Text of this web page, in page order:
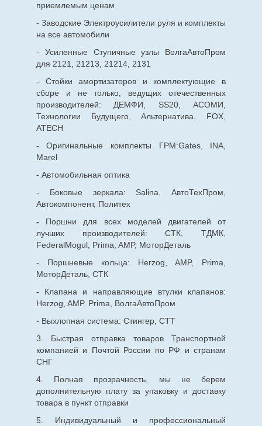
приемлемым ценам
- Заводские Электроусилители руля и комплекты
на все автомобили
- Усиленные Ступичные узлы ВолгаАвтоПром
для 2121, 21213, 21214, 2131
- Стойки амортизаторов и комплектующие в
сборе и не только, ведущих отечественных
производителей: ДЕМФИ, SS20, АСОМИ,
Технологии Будущего, Альтернатива, FOX,
ATECH
- Оригинальные комплекты ГРМ:Gates, INA,
Marel
- Автомобильная оптика
- Боковые зеркала: Salina, АвтоТехПром,
Автокомпонент, Политех
- Поршни для всех моделей двигателей от
лучших производителей: СТК, ТДМК,
FederalMogul, Prima, AMP, МоторДеталь
- Поршневые кольца: Herzog, AMP, Prima,
МоторДеталь, СТК
- Клапана и направляющие втулки клапанов:
Herzog, AMP, Prima, ВолгаАвтоПром
- Выхлопная система: Стингер, СТТ
3. Быстрая отправка товаров Транспортной
компанией и Почтой России по РФ и странам
СНГ
4. Полная прозрачность, мы не берем
дополнительную плату за упаковку и доставку
товара в пункт отправки
5. Индивидуальный и профессиональный